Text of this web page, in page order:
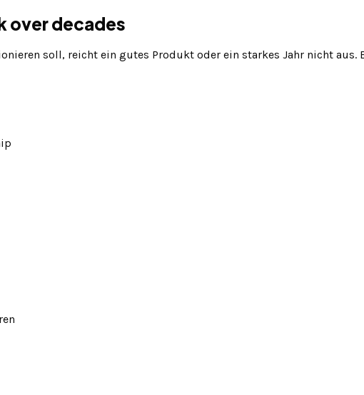
over decades
soll, reicht ein gutes Produkt oder ein starkes Jahr nicht aus.